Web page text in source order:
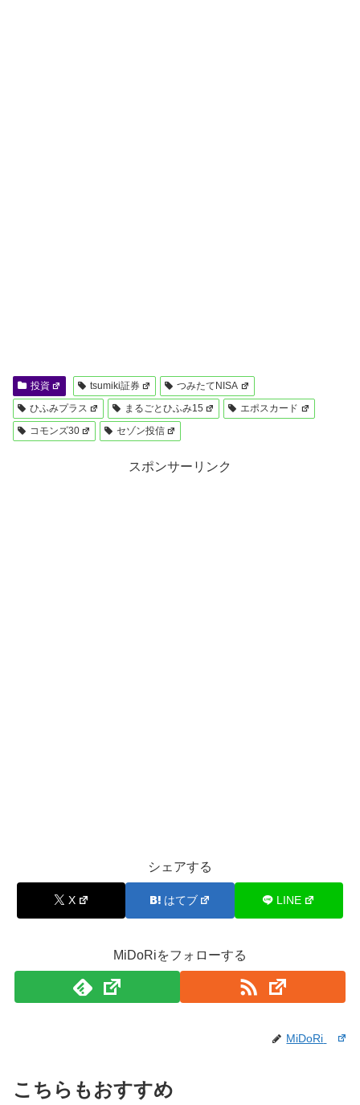
投資 tsumiki証券
つみたてNISA
ひふみプラス
まるごとひふみ15
エポスカード
コモンズ30
セゾン投信
スポンサーリンク
シェアする
X はてブ LINE
MiDoRiをフォローする
MiDoRi
こちらもおすすめ